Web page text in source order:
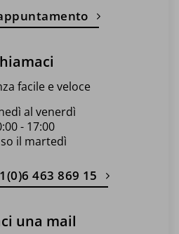
facile e veloce
al venerdì
- 17:00
il martedì
463 869 15
una mail